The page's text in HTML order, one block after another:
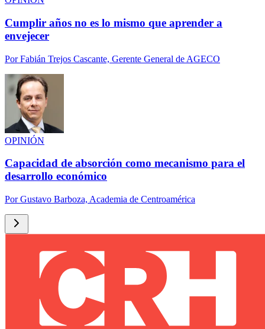
Cumplir años no es lo mismo que aprender a
envejecer
PorFabián Trejos Cascante, Gerente General de AGECO
OPINIÓN
Capacidad de absorción como mecanismo para el
desarrollo económico
PorGustavo Barboza, Academia de Centroamérica